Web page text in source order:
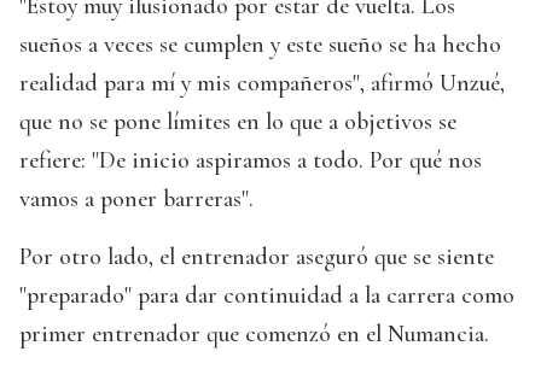
"Estoy muy ilusionado por estar de vuelta. Los
sueños a veces se cumplen y este sueño se ha hecho
realidad para mí y mis compañeros", afirmó Unzué,
que no se pone límites en lo que a objetivos se
refiere: "De inicio aspiramos a todo. Por qué nos
vamos a poner barreras".
Por otro lado, el entrenador aseguró que se siente
"preparado" para dar continuidad a la carrera como
primer entrenador que comenzó en el Numancia.